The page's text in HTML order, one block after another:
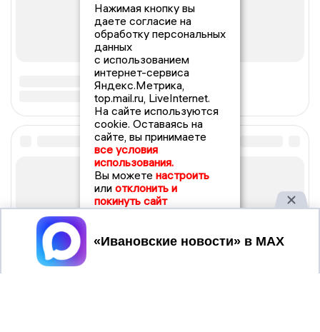
Нажимая кнопку вы
даете согласие на
обработку персональных
данных
с использованием
интернет-сервиса
Яндекс.Метрика,
top.mail.ru, LiveInternet.
На сайте используются
cookie. Оставаясь на
сайте, вы принимаете
все условия
использования.
Вы можете настроить
или отклонить и
покинуть сайт
Принять